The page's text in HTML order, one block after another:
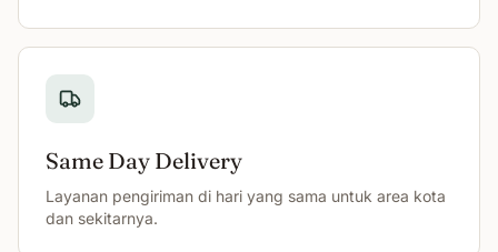
Same Day Delivery
Layanan pengiriman di hari yang sama untuk area kota
dan sekitarnya.